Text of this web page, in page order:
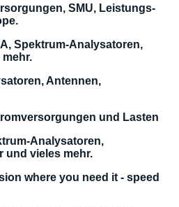
SMU, Leistungs-
Spektrum-Analysatoren,
Antennen,
und Lasten
Analysatoren,
und vieles mehr.
where you need it - speed